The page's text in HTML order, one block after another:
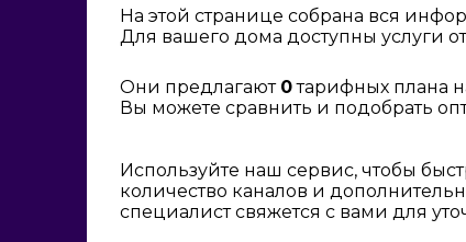
На этой странице собрана вся
Для вашего дома доступны услуги
Они предлагают 0тарифных плана
Вы можете сравнить и подобрать
Используйте наш сервис, чтобы
количество каналов и
специалист свяжется с вами для